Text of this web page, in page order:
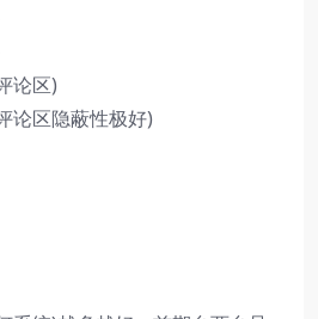
论区)
论区隐蔽性极好)